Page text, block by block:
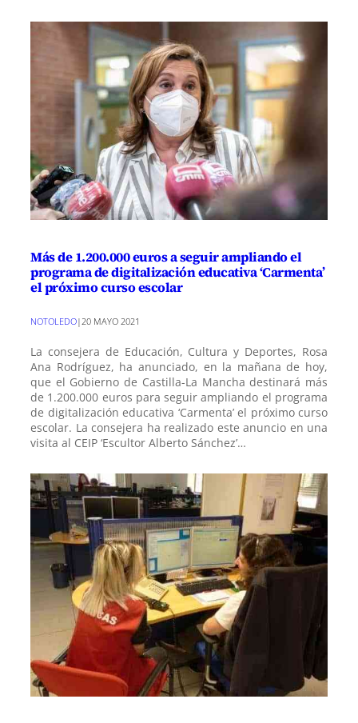
Más de 1.200.000 euros a seguir ampliando el
programa de digitalización educativa ‘Carmenta’
el próximo curso escolar
NOTOLEDO| 20 MAYO 2021
La consejera de Educación, Cultura y Deportes, Rosa
Ana Rodríguez, ha anunciado, en la mañana de hoy,
que el Gobierno de Castilla-La Mancha destinará más
de 1.200.000 euros para seguir ampliando el programa
de digitalización educativa ‘Carmenta’ el próximo curso
escolar. La consejera ha realizado este anuncio en una
visita al CEIP ‘Escultor Alberto Sánchez’…